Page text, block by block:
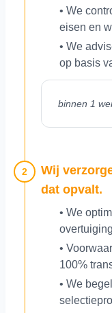
• We
eisen en
• We
op basis
binnen 1
2
Wij
dat opvalt.
• We
•
100%
• We